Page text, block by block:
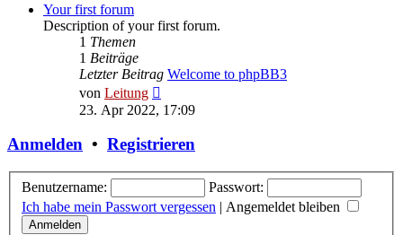
Your first forum
Description of your first forum.
1 Themen
1 Beiträge
Letzter Beitrag Welcome to phpBB3
von Leitung
Beitrag
23. Apr 2022, 17:09
Anmelden • Registrieren
Benutzername:
Passwort:
Ich habe mein Passwort vergessen | Angemeldet bleiben